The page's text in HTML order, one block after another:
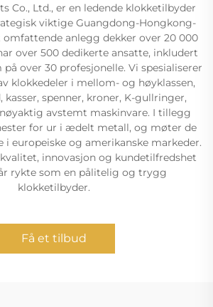
Co., Ltd., er en ledende klokketilbyder
viktige Guangdong-Hongkong-
omfattende anlegg dekker over 20 000
over 500 dedikerte ansatte, inkludert
over 30 profesjonelle. Vi spesialiserer
klokkedeler i mellom- og høyklassen,
kasser, spenner, kroner, K-gullringer,
avstemt maskinvare. I tillegg
for ur i ædelt metall, og møter de
i europeiske og amerikanske markeder.
innovasjon og kundetilfredshet
rykte som en pålitelig og trygg
klokketilbyder.
Få et tilbud